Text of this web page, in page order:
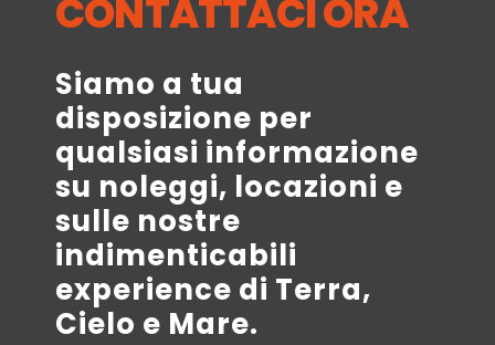
CONTATTACI ORA
Siamo a tua
disposizione per
qualsiasi informazione
su noleggi, locazioni e
sulle nostre
indimenticabili
experience di Terra,
Cielo e Mare.